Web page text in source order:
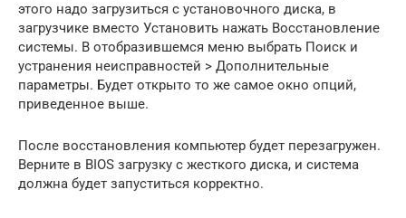
этого надо загрузиться с установочного диска, в
загрузчике вместо Установить нажать Восстановление
системы. В отобразившемся меню выбрать Поиск и
устранения неисправностей > Дополнительные
параметры. Будет открыто то же самое окно опций,
приведенное выше.
После восстановления компьютер будет перезагружен.
Верните в BIOS загрузку с жесткого диска, и система
должна будет запуститься корректно.